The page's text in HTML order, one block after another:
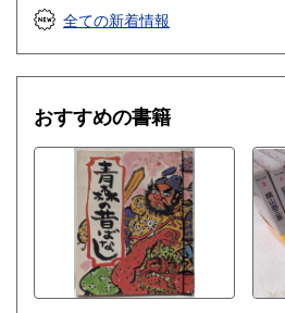
全ての新着情報
おすすめの書籍